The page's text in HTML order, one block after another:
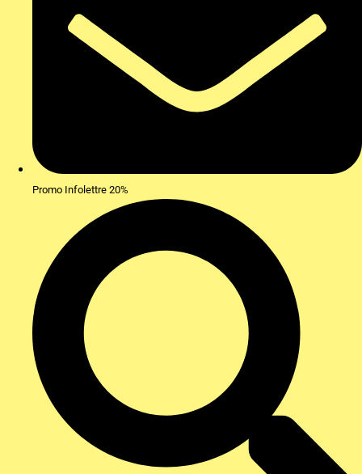
Promo Infolettre 20%